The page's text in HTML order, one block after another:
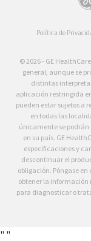
Política de
© 2026 - GE
general, aunque se
distintas
aplicación restringida
pueden estar sujetos a
en todas las
únicamente se podrán
en su país. GE
especificaciones y
descontinuar el
obligación. Póngase
obtener la
para diagnosticar o
" "